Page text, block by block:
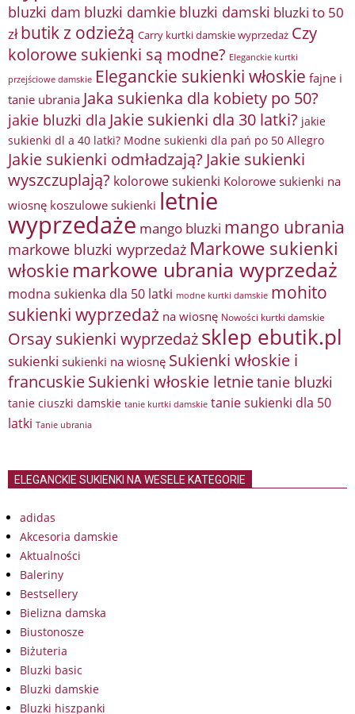
bluzki dam bluzki damkie bluzki damski bluzki to 50
zł butik z odzieżą Carry kurtki damskie wyprzedaż Czy
kolorowe sukienki są modne? Eleganckie kurtki
przejściowe damskie Eleganckie sukienki włoskie fajne i
tanie ubrania Jaka sukienka dla kobiety po 50?
jakie bluzki dla Jakie sukienki dla 30 latki? jakie
sukienki dl a 40 latki? Modne sukienki dla pań po 50 Allegro
Jakie sukienki odmładzają? Jakie sukienki
wyszczuplają? kolorowe sukienki Kolorowe sukienki na
wiosnę koszulowe sukienki letnie
wyprzedaże mango bluzki mango ubrania
markowe bluzki wyprzedaż Markowe sukienki
włoskie markowe ubrania wyprzedaż
modna sukienka dla 50 latki modne kurtki damskie mohito
sukienki wyprzedaż na wiosnę Nowości kurtki damskie
Orsay sukienki wyprzedażsklep ebutik.pl
sukienki sukienki na wiosnę Sukienki włoskie i
francuskieSukienki włoskie letnietanie bluzki
tanie ciuszki damskie tanie kurtki damskie tanie sukienki dla 50
latki Tanie ubrania
ELEGANCKIE SUKIENKI NA WESELE KATEGORIE
adidas
Akcesoria damskie
Aktualności
Baleriny
Bestsellery
Bielizna damska
Biustonosze
Biżuteria
Bluzki basic
Bluzki damskie
Bluzki hiszpanki